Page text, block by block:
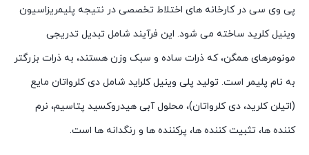
پی وی سی در کارخانه های اختلاط تخصصی در نتیجه پلیمریزاسیون
وینیل کلرید ساخته می شود. این فرآیند شامل تبدیل تدریجی
مونومرهای همگن، که ذرات ساده و سبک وزن هستند، به ذرات بزرگتر
به نام پلیمر است. تولید پلی وینیل کلراید شامل دی کلرواتان مایع
(اتیلن کلرید، دی کلرواتان)، محلول آبی هیدروکسید پتاسیم، نرم
کننده ها، تثبیت کننده ها، پرکننده ها و رنگدانه ها است.